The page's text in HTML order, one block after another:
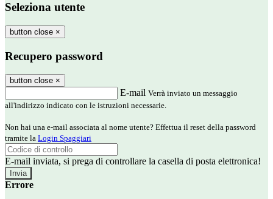
Seleziona utente
button close ×
Recupero password
button close ×
E-mail Verrà inviato un messaggio
all'indirizzo indicato con le istruzioni necessarie.
Non hai una e-mail associata al nome utente? Effettua il reset della password
tramite la Login Spaggiari
E-mail inviata, si prega di controllare la casella di posta elettronica!
Errore